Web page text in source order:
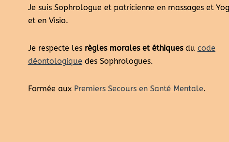
Je suis Sophrologue et patricienne en massages et
et en Visio.
Je respecte les règles morales et éthiquesdu code
déontologique des Sophrologues.
Formée aux Premiers Secours en Santé Mentale.